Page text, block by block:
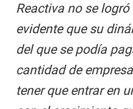
Reactiva no se
evidente que su
del que se podía
cantidad de
tener que entrar en